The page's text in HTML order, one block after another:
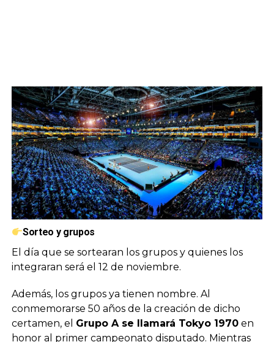
Sorteo y grupos
El día que se sortearan los grupos y quienes los
integraran será el 12 de noviembre.
Además, los grupos ya tienen nombre. Al
conmemorarse 50 años de la creación de dicho
certamen, el Grupo A se llamará Tokyo 1970en
honor al primer campeonato disputado. Mientras